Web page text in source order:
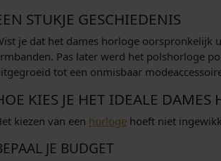
STUKJE GESCHIEDENIS
je dat het dames horloge oorspronkelijk
Pas later werd het polshorloge
tot een onmisbaar
KIES JE HET IDEALE DAMES
kiezen van een horloge hoeft niet
JE BUDGET